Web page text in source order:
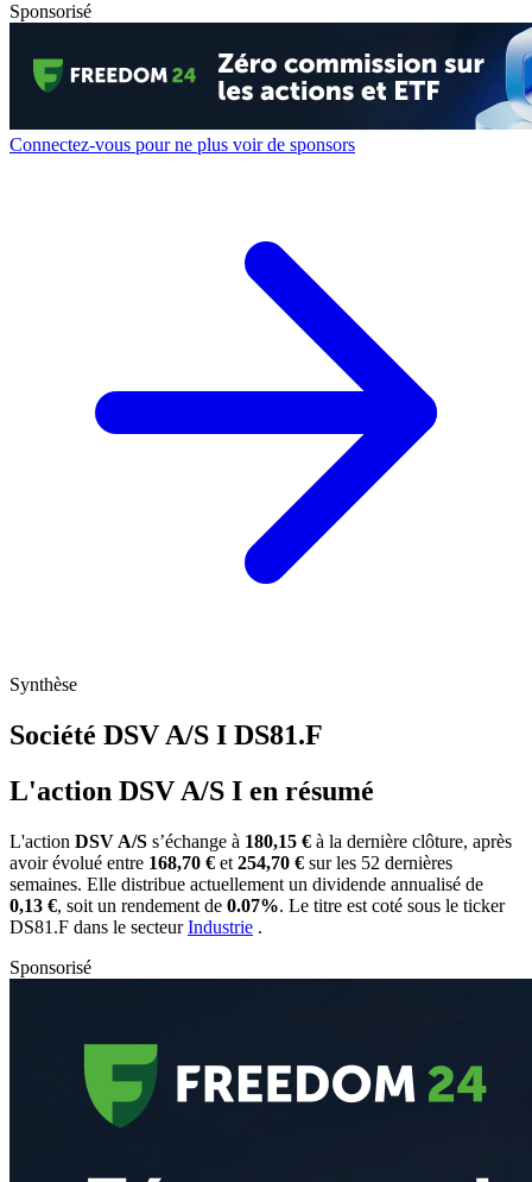
Sponsorisé
Connectez-vous pour ne plus voir de sponsors
Synthèse
Société DSV A/S I DS81.F
L'action DSV A/S I en résumé
L'action DSV A/S s’échange à 180,15 € à la dernière clôture, après
avoir évolué entre 168,70 € et 254,70 € sur les 52 dernières
semaines. Elle distribue actuellement un dividende annualisé de
0,13 €, soit un rendement de 0.07%. Le titre est coté sous le ticker
DS81.F dans le secteurIndustrie .
Sponsorisé